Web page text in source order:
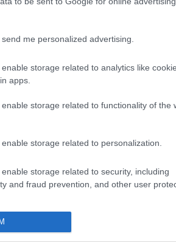
me personalized advertising.
storage related to analytics like
apps.
storage related to functionality of the
storage related to personalization.
storage related to security, including
and fraud prevention, and other user